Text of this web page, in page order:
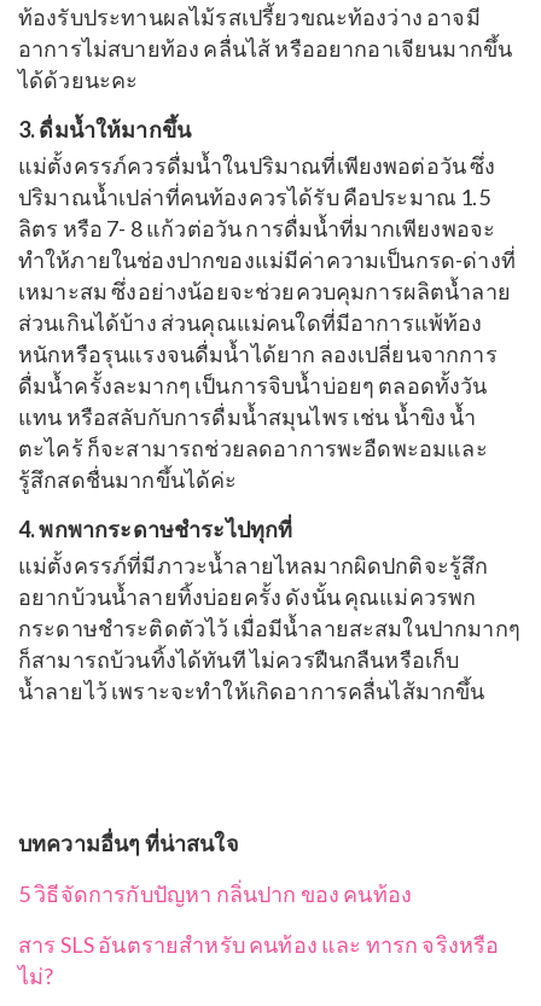
ท้องรับประทานผลไม้รสเปรี้ยวขณะท้องว่าง อาจมี
อาการไม่สบายท้อง คลื่นไส้ หรืออยากอาเจียนมากขึ้น
ได้ด้วยนะคะ
3. ดื่มน้ำให้มากขึ้น
แม่ตั้งครรภ์ควรดื่มน้ำในปริมาณที่เพียงพอต่อวัน ซึ่ง
ปริมาณน้ำเปล่าที่คนท้องควรได้รับ คือประมาณ 1.5
ลิตร หรือ 7- 8 แก้วต่อวัน การดื่มน้ำที่มากเพียงพอจะ
ทำให้ภายในช่องปากของแม่มีค่าความเป็นกรด-ด่างที่
เหมาะสม ซึ่งอย่างน้อยจะช่วยควบคุมการผลิตน้ำลาย
ส่วนเกินได้บ้าง ส่วนคุณแม่คนใดที่มีอาการแพ้ท้อง
หนักหรือรุนแรงจนดื่มน้ำได้ยาก ลองเปลี่ยนจากการ
ดื่มน้ำครั้งละมากๆ เป็นการจิบน้ำบ่อยๆ ตลอดทั้งวัน
แทน หรือสลับกับการดื่มน้ำสมุนไพร เช่น น้ำขิง น้ำ
ตะไคร้ ก็จะสามารถช่วยลดอาการพะอืดพะอมและ
รู้สึกสดชื่นมากขึ้นได้ค่ะ
4. พกพากระดาษชำระไปทุกที่
แม่ตั้งครรภ์ที่มีภาวะน้ำลายไหลมากผิดปกติจะรู้สึก
อยากบ้วนน้ำลายทิ้งบ่อยครั้ง ดังนั้น คุณแม่ควรพก
กระดาษชำระติดตัวไว้ เมื่อมีน้ำลายสะสมในปากมากๆ
ก็สามารถบ้วนทิ้งได้ทันที ไม่ควรฝืนกลืนหรือเก็บ
น้ำลายไว้ เพราะจะทำให้เกิดอาการคลื่นไส้มากขึ้น
บทความอื่นๆ ที่น่าสนใจ
5 วิธีจัดการกับปัญหา กลิ่นปาก ของ คนท้อง
สาร SLS อันตรายสำหรับ คนท้อง และ ทารก จริงหรือ
ไม่?